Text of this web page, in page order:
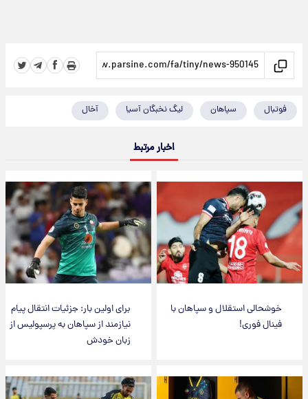
فوتبال سپاهان لیگ نخبگان آسیا آخال
اخبار مرتبط
خوشحالی استقلال و سپاهان با
فینال فوری!
برای اولین بار: جزئیات انتقال پیام
نیازمند از سپاهان به پرسپولیس از
زبان خودش